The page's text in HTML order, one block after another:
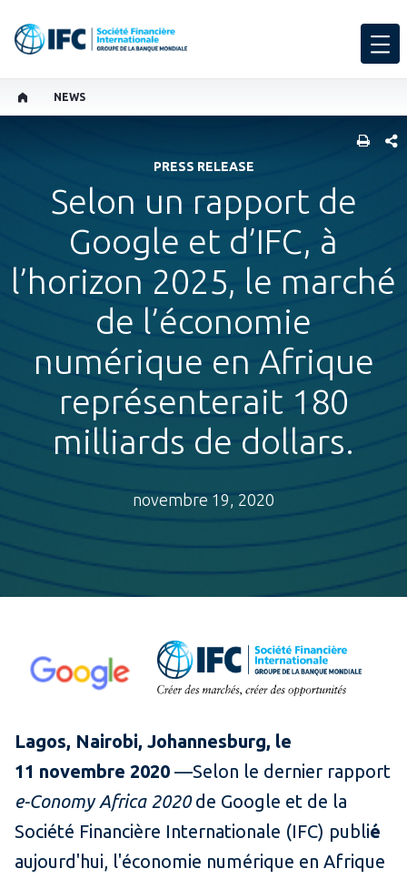
NEWS
PRESS RELEASE
Selon un rapport de
Google et d’IFC, à
l’horizon 2025, le marché
de l’économie
numérique en Afrique
représenterait 180
milliards de dollars.
novembre 19, 2020
Lagos, Nairobi, Johannesburg, le
11 novembre 2020 —Selon le dernier rapport
e-Conomy Africa 2020de Google et de la
Société Financière Internationale (IFC) publié
aujourd'hui, l'économie numérique en Afrique